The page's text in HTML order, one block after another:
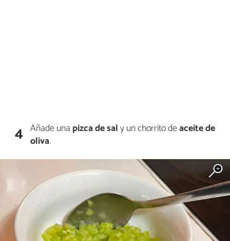
4 Añade una pizca de saly un chorrito deaceite de
oliva.